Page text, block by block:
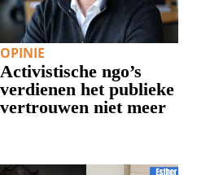
OPINIE
Activistische ngo’s
verdienen het publieke
vertrouwen niet meer